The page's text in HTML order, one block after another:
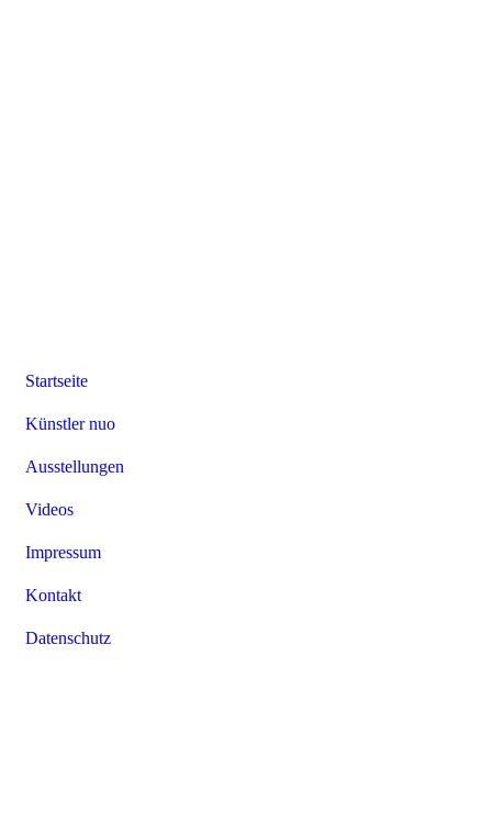
Startseite
Künstler nuo
Ausstellungen
Videos
Impressum
Kontakt
Datenschutz